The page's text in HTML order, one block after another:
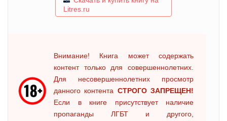
Litres.ru
Внимание! Книга может содержать
контент только для совершеннолетних.
Для несовершеннолетних просмотр
данного контента СТРОГО ЗАПРЕЩЕН!
Если в книге присутствует наличие
пропаганды ЛГБТ и другого,